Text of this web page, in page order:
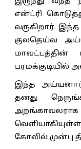
என்ட்ரி
வருகிறார்.
குலதெய்வ
மாவட்டத்தின்
பரமக்குடியில்
இந்த அய்யனார்
தனது
அறங்காவலராக
கோவில் முன்பு